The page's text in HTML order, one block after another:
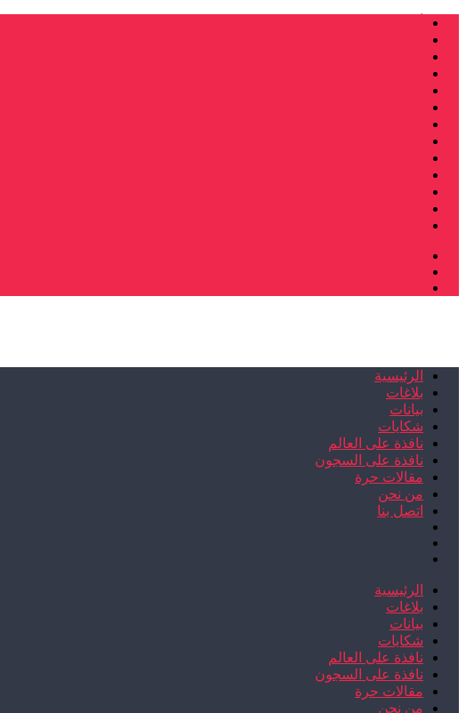
الرئيسية
بلاغات
بيانات
شكايات
نافذة على العالم
نافذة على السجون
مقالات حرة
من نحن
اتصل بنا
الرئيسية
بلاغات
بيانات
شكايات
نافذة على العالم
نافذة على السجون
مقالات حرة
من نحن